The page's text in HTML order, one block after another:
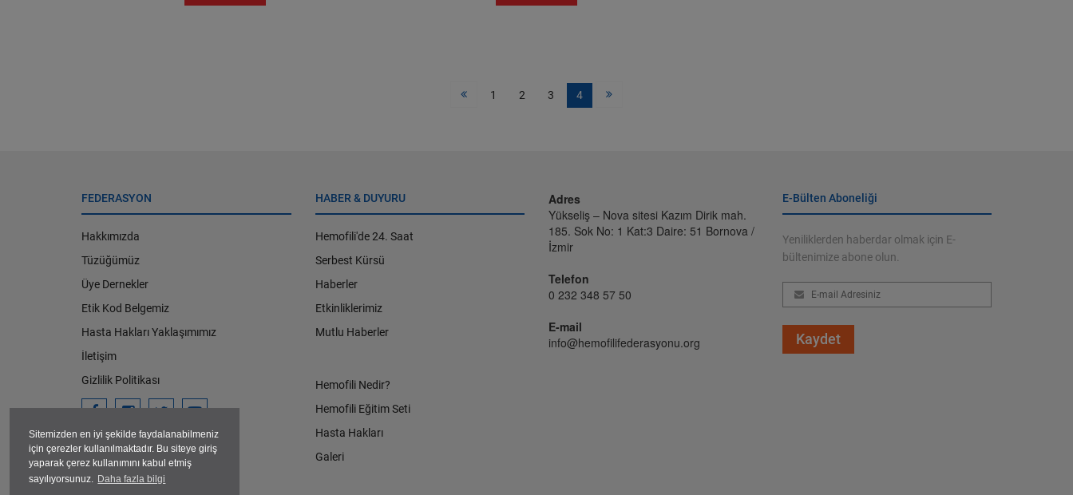
Sitemizden en iyi şekilde faydalanabilmeniz
için çerezler kullanılmaktadır. Bu siteye giriş
yaparak çerez kullanımını kabul etmiş
sayılıyorsunuz. Daha fazla bilgi
1 2 3 4
FEDERASYON
Hakkımızda
Tüzüğümüz
Üye Dernekler
Etik Kod Belgemiz
Hasta Hakları Yaklaşımımız
İletişim
Gizlilik Politikası
HABER & DUYURU
Hemofili'de 24. Saat
Serbest Kürsü
Haberler
Etkinliklerimiz
Mutlu Haberler
Hemofili Nedir?
Hemofili Eğitim Seti
Hasta Hakları
Galeri
Adres
Yükseliş – Nova sitesi Kazım Dirik mah.
185. Sok No: 1 Kat:3 Daire: 51 Bornova /
İzmir
Telefon
0 232 348 57 50
E-mail
info@hemofilifederasyonu.org
E-Bülten Aboneliği
Yeniliklerden haberdar olmak için E-
bültenimize abone olun.
Kaydet